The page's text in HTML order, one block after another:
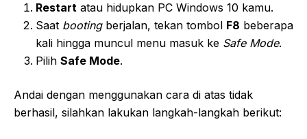
Restart atau hidupkan PC Windows 10 kamu.
Saat bootingberjalan, tekan tombol F8 beberapa
kali hingga muncul menu masuk ke Safe Mode.
Pilih Safe Mode.
Andai dengan menggunakan cara di atas tidak
berhasil, silahkan lakukan langkah-langkah berikut: